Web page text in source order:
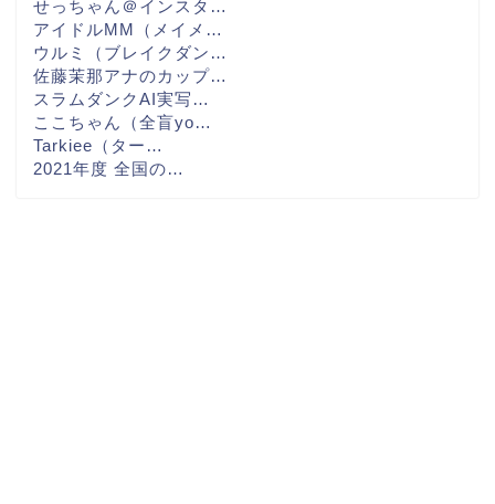
せっちゃん＠インスタ…
アイドルMM（メイメ…
ウルミ（ブレイクダン…
佐藤茉那アナのカップ…
スラムダンクAI実写…
ここちゃん（全盲yo…
Tarkiee（ター…
2021年度 全国の…